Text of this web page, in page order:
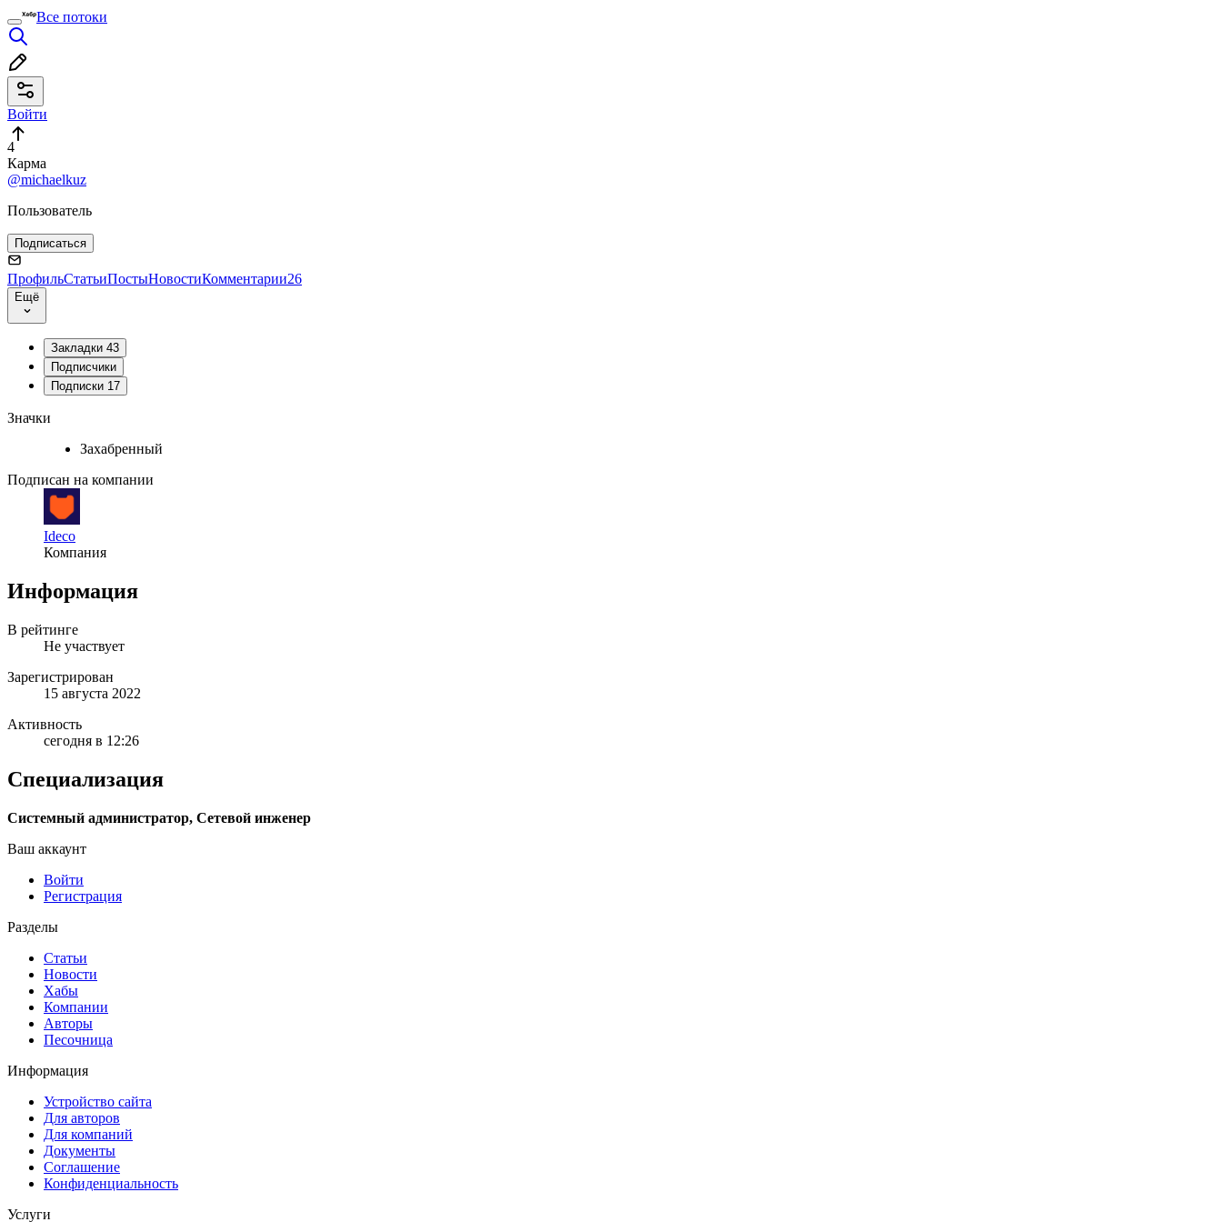
Все потоки
Войти
4
Карма
@michaelkuz
Пользователь
Подписаться
ПрофильСтатьиПостыНовостиКомментарии26
Ещё
Закладки 43
Подписчики
Подписки 17
Значки
Захабренный
Подписан на компании
Ideco
Компания
Информация
В рейтинге
Не участвует
Зарегистрирован
15 августа 2022
Активность
сегодня в 12:26
Специализация
Системный администратор, Сетевой инженер
Ваш аккаунт
Войти
Регистрация
Разделы
Статьи
Новости
Хабы
Компании
Авторы
Песочница
Информация
Устройство сайта
Для авторов
Для компаний
Документы
Соглашение
Конфиденциальность
Услуги